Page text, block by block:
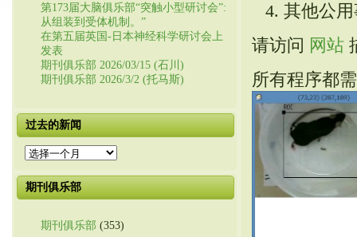
第173届大脑俱乐部“突触小型研讨会”:
从组装到受体机制。”
在第五届英国-日本神经科学研讨会上
发表
期刊俱乐部 2026/03/15 (石川)
期刊俱乐部 2026/3/2 (托马斯)
过去的新闻
过
的
新
期刊俱乐部
期刊俱乐部 (353)
其他公
请访问 网站
所有程序都